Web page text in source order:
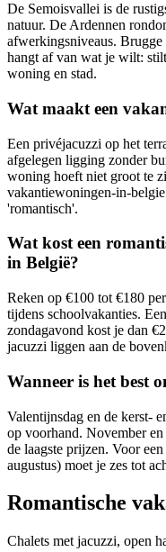
De Semoisvallei is de
natuur. De Ardennen
afwerkingsniveaus. Brugge
hangt af van wat je wilt:
woning en stad.
Wat maakt een
Een privéjacuzzi op het
afgelegen ligging zonder
woning hoeft niet groot te
vakantiewoningen-in-
'romantisch'.
Wat kost een
in België?
Reken op €100 tot €180
tijdens schoolvakanties.
zondagavond kost je dan
jacuzzi liggen aan de
Wanneer is het best
Valentijnsdag en de kerst-
op voorhand. November
de laagste prijzen. Voor
augustus) moet je zes tot
Romantische
Chalets met jacuzzi, open